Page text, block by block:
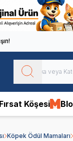
Fırsat Köşesi
Köpek Ödül Mamaları